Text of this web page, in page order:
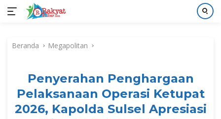
kontenBeranda Megapolitan
Penyerahan Penghargaan
Pelaksanaan Operasi Ketupat
2026, Kapolda Sulsel Apresiasi